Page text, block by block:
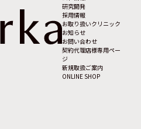
研究開発
採用情報
お取り扱いクリニック
お知らせ
お問い合わせ
契約代理店様専用ペー
ジ
新規取扱ご案内
ONLINE SHOP